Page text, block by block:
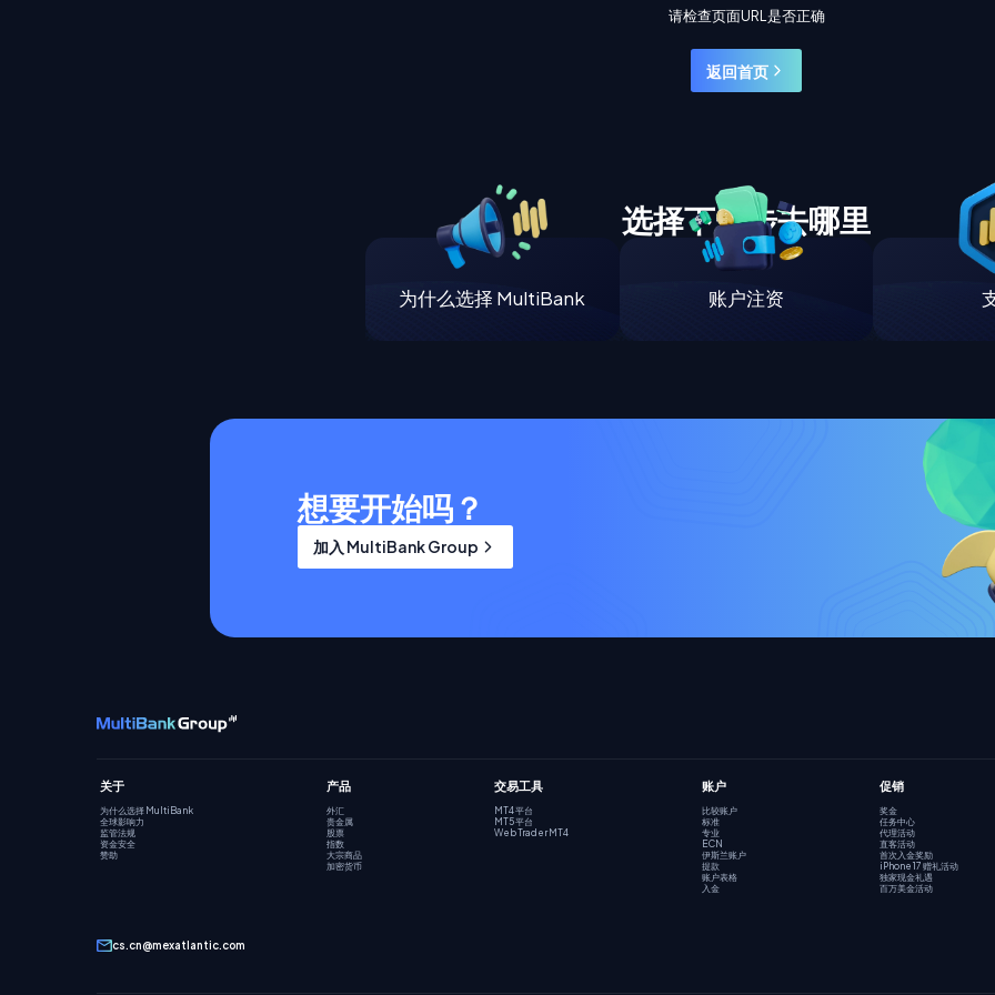
请检查页面URL是否正确
返回首页
选择下一步去哪里
为什么选择 MultiBank 账户注资
想要开始吗？
加入 MultiBank Group
关于
为什么选择 MultiBank
全球影响力
监管法规
资金安全
赞助
产品
外汇
贵金属
股票
指数
大宗商品
加密货币
交易工具
MT4 平台
MT5 平台
Web Trader MT4
账户
比较账户
标准
专业
ECN
伊斯兰账户
提款
账户表格
入金
促销
奖金
任务中心
代理活动
直客活动
首次入金奖励
iPhone 17 赠礼活动
独家现金礼遇
百万美金活动
cs.cn@mexatlantic.com